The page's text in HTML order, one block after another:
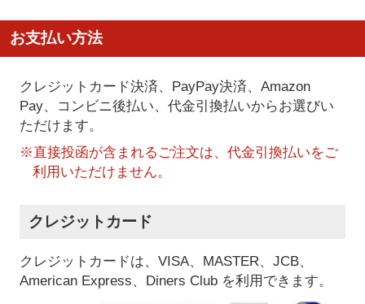
お支払い方法
クレジットカード決済、PayPay決済、Amazon
Pay、コンビニ後払い、代金引換払いからお選びい
ただけます。
※直接投函が含まれるご注文は、代金引換払いをご
利用いただけません。
クレジットカード
クレジットカードは、VISA、MASTER、JCB、
American Express、Diners Club を利用できます。